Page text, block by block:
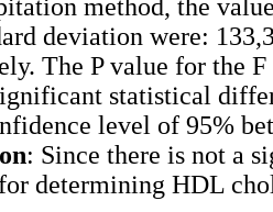
method, the
deviation were:
The P value for the
statistical
level of 95%
: Since there is not a
determining HDL